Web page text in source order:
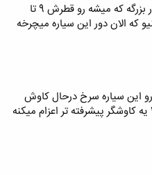
این تصویر مربوط به سیاره زحله.اونقدر بزرگه که میشه رو قطرش 9 تا
که الان دور این سیاره میچرخه
در حال حاضر 5 روبات رو این سیاره سرخ درحال کاوش